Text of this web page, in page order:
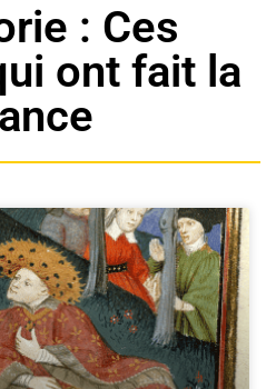
: Ces
ont fait la